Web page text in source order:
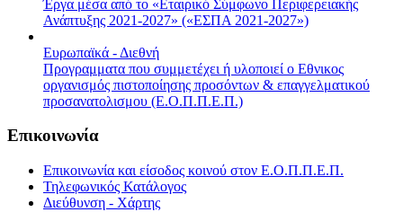
Έργα μέσα από το «Εταιρικό Σύμφωνο Περιφερειακής
Ανάπτυξης 2021-2027» («ΕΣΠΑ 2021-2027»)
Ευρωπαϊκά - Διεθνή
Προγραμματα που συμμετέχει ή υλοποιεί ο Εθνικος
οργανισμός πιστοποίησης προσόντων & επαγγελματικού
προσανατολισμου (Ε.Ο.Π.Π.Ε.Π.)
Επικοινωνία
Επικοινωνία και είσοδος κοινού στον Ε.Ο.Π.Π.Ε.Π.
Τηλεφωνικός Κατάλογος
Διεύθυνση - Χάρτης